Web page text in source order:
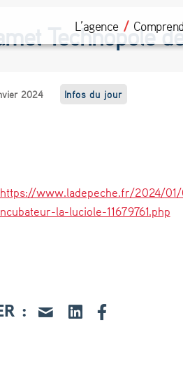
L’agence
Technopole
2024 Infos du jour
https://www.ladepeche.fr/2024/
la-luciole-11679761.php
: